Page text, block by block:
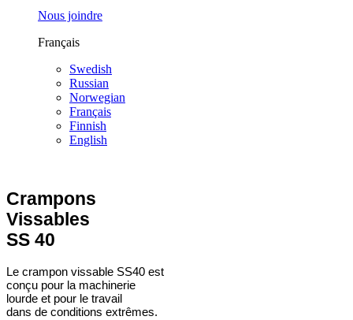
Nous joindre
Français
Swedish
Russian
Norwegian
Français
Finnish
English
Crampons
Vissables
SS 40
Le crampon vissable SS40 est
conçu pour la machinerie
lourde et pour le travail
dans de conditions extrêmes.